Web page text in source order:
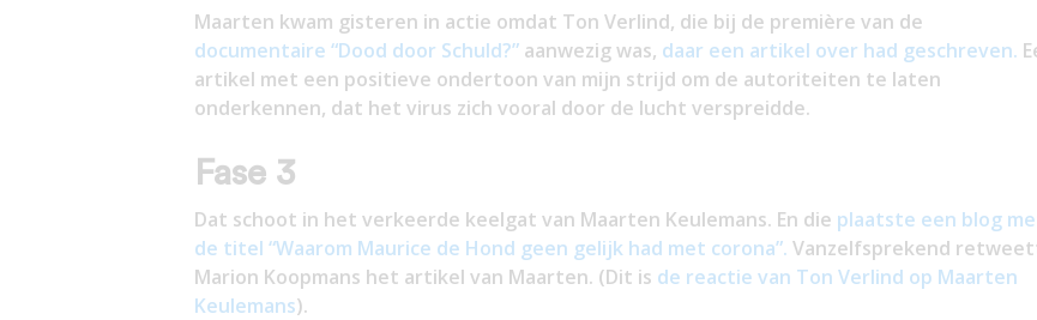
Maarten kwam gisteren in actie omdat Ton Verlind, die bij de première van de
documentaire “Dood door Schuld?”aanwezig was, daar een artikel over had geschreven.
artikel met een positieve ondertoon van mijn strijd om de autoriteiten te laten
onderkennen, dat het virus zich vooral door de lucht verspreidde.
Fase 3
Dat schoot in het verkeerde keelgat van Maarten Keulemans. En die plaatste een blog
de titel “Waarom Maurice de Hond geen gelijk had met corona”. Vanzelfsprekend
Marion Koopmans het artikel van Maarten. (Dit is de reactie van Ton Verlind op Maarten
Keulemans).